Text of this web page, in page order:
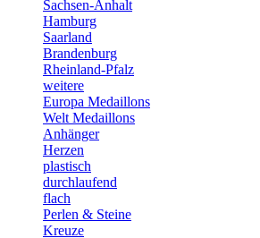
Sachsen-Anhalt
Hamburg
Saarland
Brandenburg
Rheinland-Pfalz
weitere
Europa Medaillons
Welt Medaillons
Anhänger
Herzen
plastisch
durchlaufend
flach
Perlen & Steine
Kreuze